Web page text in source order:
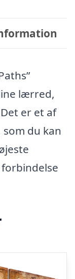
lærred,
er et af
du kan